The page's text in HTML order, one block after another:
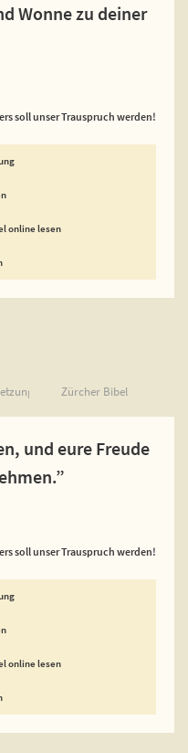
Wonne zu deiner
soll unser Trauspruch werden!
online lesen
Zürcher Bibel
und eure Freude
soll unser Trauspruch werden!
online lesen